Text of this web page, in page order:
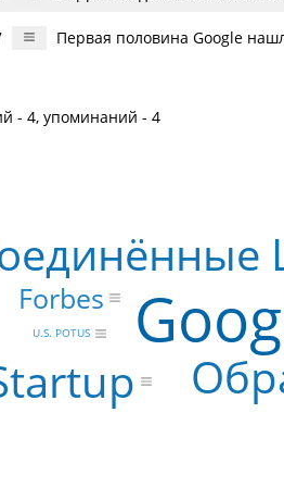
Первая половина Google
- 4, упоминаний - 4
Forbes
U.S. POTUS